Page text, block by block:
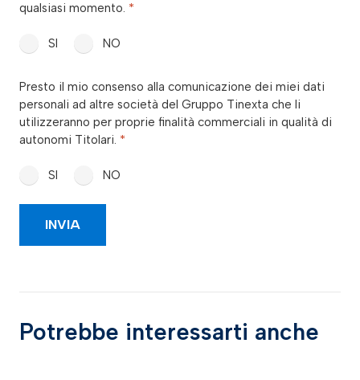
qualsiasi momento. *
SI NO
Presto il mio consenso alla comunicazione dei miei dati
personali ad altre società del Gruppo Tinexta che li
utilizzeranno per proprie finalità commerciali in qualità di
autonomi Titolari. *
SI NO
Potrebbe interessarti anche